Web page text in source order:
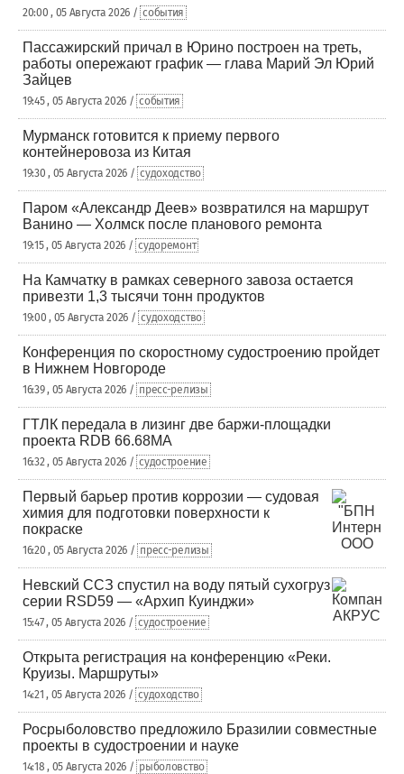
20:00 , 05 Августа 2026 / события
Пассажирский причал в Юрино построен на треть,
работы опережают график — глава Марий Эл Юрий
Зайцев
19:45 , 05 Августа 2026 / события
Мурманск готовится к приему первого
контейнеровоза из Китая
19:30 , 05 Августа 2026 / судоходство
Паром «Александр Деев» возвратился на маршрут
Ванино — Холмск после планового ремонта
19:15 , 05 Августа 2026 / судоремонт
На Камчатку в рамках северного завоза остается
привезти 1,3 тысячи тонн продуктов
19:00 , 05 Августа 2026 / судоходство
Конференция по скоростному судостроению пройдет
в Нижнем Новгороде
16:39 , 05 Августа 2026 / пресс-релизы
ГТЛК передала в лизинг две баржи-площадки
проекта RDB 66.68МА
16:32 , 05 Августа 2026 / судостроение
Первый барьер против коррозии — судовая
химия для подготовки поверхности к
покраске
16:20 , 05 Августа 2026 / пресс-релизы
Невский ССЗ спустил на воду пятый сухогруз
серии RSD59 — «Архип Куинджи»
15:47 , 05 Августа 2026 / судостроение
Открыта регистрация на конференцию «Реки.
Круизы. Маршруты»
14:21 , 05 Августа 2026 / судоходство
Росрыболовство предложило Бразилии совместные
проекты в судостроении и науке
14:18 , 05 Августа 2026 / рыболовство